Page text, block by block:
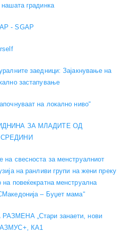
градинка
- SGAP
заедници: Зајакнување на
застапување
на локално ниво“
ЗА МЛАДИТЕ ОД
на свесноста за менструалниот
на ранливи групи на жени преку
на повеќекратна менструална
– Буџет мама“
„Стари занаети, нови
КА1